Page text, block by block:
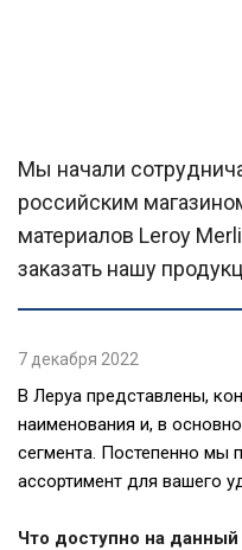
Мы начали
российским
материалов Leroy
заказать нашу
7 декабря 2022
В Леруа представлены,
наименования и, в
сегмента. Постепенно мы
ассортимент для вашего
Что доступно на